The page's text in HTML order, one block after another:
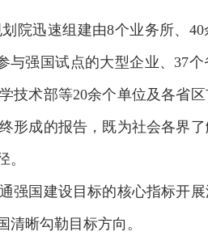
院迅速组建由8个业务所、
与强国试点的大型企业、37
技术部等20余个单位及各省
形成的报告，既为社会各界
。
强国建设目标的核心指标开
晰勾勒目标方向。